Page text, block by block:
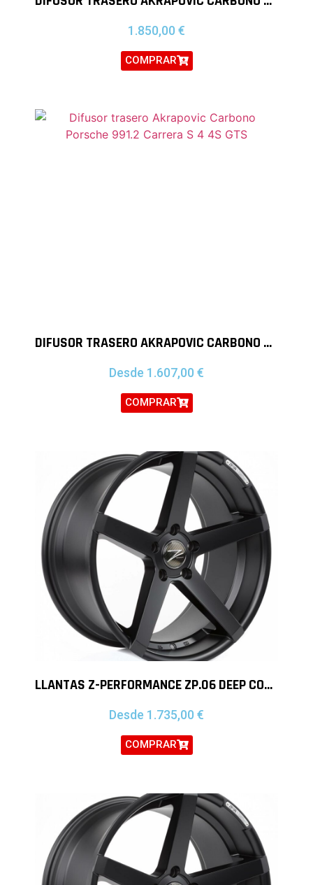
1.850,00 €
COMPRAR
DIFUSOR TRASERO AKRAPOVIC CARBONO PORSCHE 991.2 CARRERA S 4 4S GTS
Desde 1.607,00 €
COMPRAR
LLANTAS Z-PERFORMANCE ZP.06 DEEP CONCAVE 18″ BMW MINI
Desde 1.735,00 €
COMPRAR